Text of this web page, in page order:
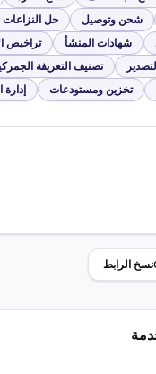
شحن وتوصيل
حل النزاعات
شهادات المنشأ
تراخيص
تصنيف التعريفة
تخزين ومستودعات
نسخ الرابط